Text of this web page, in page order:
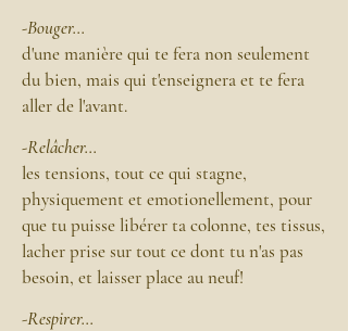
-Bouger...
d'une manière qui te fera non seulement
du bien, mais qui t'enseignera et te fera
aller de l'avant.
-Relâcher...
les tensions, tout ce qui stagne,
physiquement et emotionellement, pour
que tu puisse libérer ta colonne, tes tissus,
lacher prise sur tout ce dont tu n'as pas
besoin, et laisser place au neuf!
-Respirer...